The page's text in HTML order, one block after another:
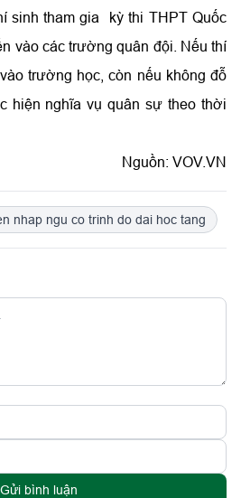
sinh tham gia kỳ thi THPT Quốc
vào các trường quân đội. Nếu thí
trường học, còn nếu không đỗ
hiện nghĩa vụ quân sự theo thời
Nguồn: VOV.VN
nhap ngu co trinh do dai hoc tang
Gửi bình luận